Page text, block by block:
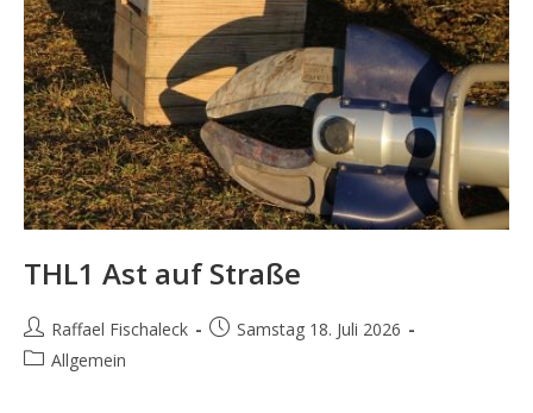
THL1 Ast auf Straße
Beitrags-
Autor:
Raffael Fischaleck
BeitragSamstag 18. Juli 2026
Beitrags-
Allgemein